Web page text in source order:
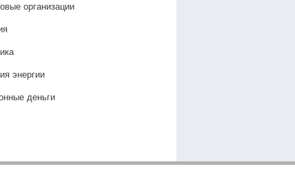
организации
энергии
деньги